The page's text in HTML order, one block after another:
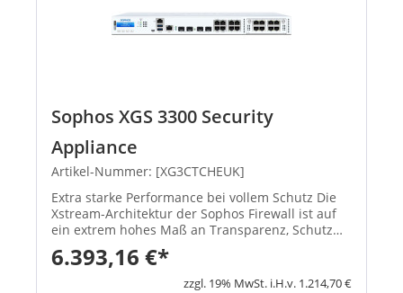
Sophos XGS 3300 Security
Appliance
Artikel-Nummer: [XG3CTCHEUK]
Extra starke Performance bei vollem Schutz Die
Xstream-Architektur der Sophos Firewall ist auf
ein extrem hohes Maß an Transparenz, Schutz
und Performance ausgelegt, damit
Administratoren die größten Herausforderungen
moderner Netzwerke spielend meis...
6.393,16 €*
zzgl. 19% MwSt. i.H.v. 1.214,70 €